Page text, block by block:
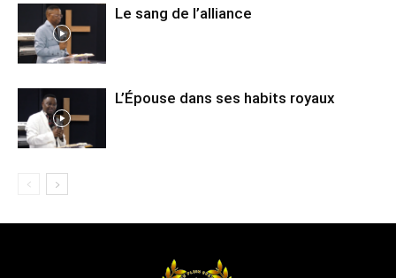
Le sang de l’alliance
L’Épouse dans ses habits royaux